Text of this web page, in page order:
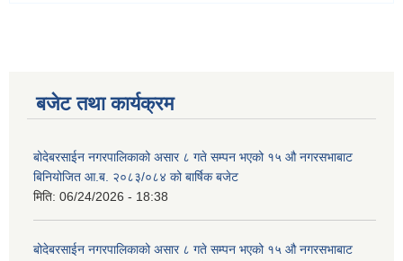
बजेट तथा कार्यक्रम
बोदेबरसाईन नगरपालिकाको असार ८ गते सम्पन भएको १५ ‍‍‍औ नगरसभाबाट
बिनियोजित आ.ब. २०८३/०८४ को बार्षिक बजेट
मिति: 06/24/2026 - 18:38
बोदेबरसाईन नगरपालिकाको असार ८ गते सम्पन भएको १५ ‍‍‍औ नगरसभाबाट